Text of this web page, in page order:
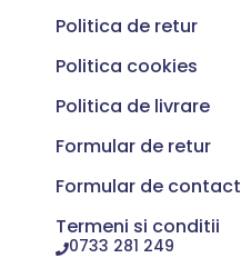
Politica de retur
Politica cookies
Politica de livrare
Formular de retur
Formular de contact
Termeni si conditii
0733 281 249